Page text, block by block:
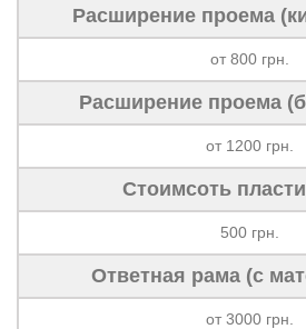
Расширение проема
от 800 грн.
Расширение проема
от 1200 грн.
Стоимсоть
500 грн.
Ответная рама (с
от 3000 грн.